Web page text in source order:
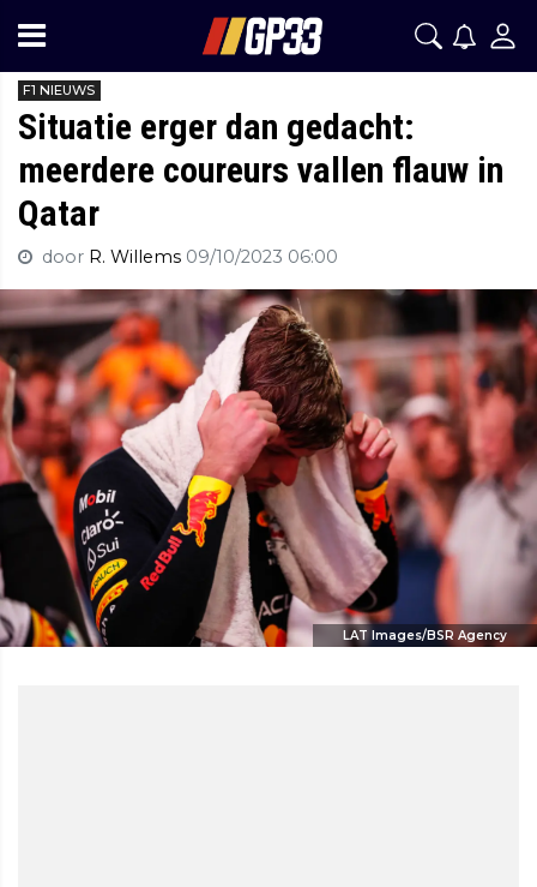
F1 NIEUWS
Situatie erger dan gedacht:
meerdere coureurs vallen flauw in
Qatar
door R. Willems 09/10/2023 06:00
LAT Images/BSR Agency